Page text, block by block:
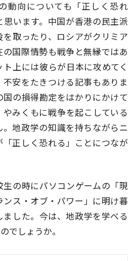
動向についても「正しく恐れ
思います。中国が香港の民主派
を取ったり、ロシアがクリミア
の国際情勢も戦争と無縁ではあ
ト上には彼らが日本に攻めてく
不安をたきつける記事もありま
国の損得勘定をはかりにかけて
みくもに戦争を起こしている
地政学の知識を持ちながらニ
「正しく恐れる」ことにつなが
生の時にパソコンゲームの「現
ンス・オブ・パワー」に明け暮
した。今は、地政学を学べる
でしょうか。